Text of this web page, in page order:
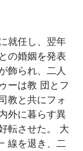
就任し、翌年
の婚姻を発表
飾られ、二人
ーは教 団とフ
教と共にフォ
外に暮らす異
転させた。 大
線を退き、二